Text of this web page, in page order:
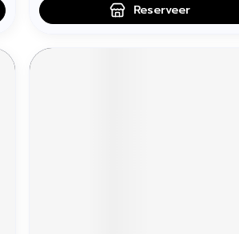
Reserveer